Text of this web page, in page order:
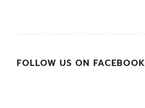
FOLLOW US ON FACEBOOK